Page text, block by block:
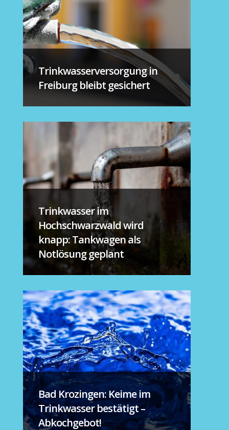
Trinkwasserversorgung in
Freiburg bleibt gesichert
Trinkwasser im
Hochschwarzwald wird
knapp: Tankwagen als
Notlösung geplant
Bad Krozingen: Keime im
Trinkwasser bestätigt –
Abkochgebot!